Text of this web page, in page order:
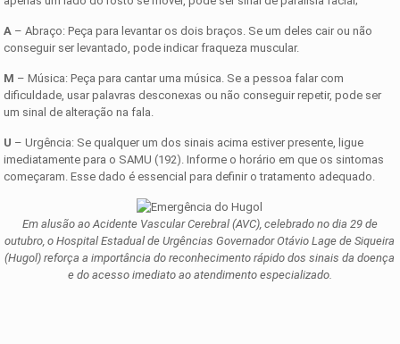
A – Abraço: Peça para levantar os dois braços. Se um deles cair ou não
conseguir ser levantado, pode indicar fraqueza muscular.
M – Música: Peça para cantar uma música. Se a pessoa falar com
dificuldade, usar palavras desconexas ou não conseguir repetir, pode ser
um sinal de alteração na fala.
U – Urgência: Se qualquer um dos sinais acima estiver presente, ligue
imediatamente para o SAMU (192). Informe o horário em que os sintomas
começaram. Esse dado é essencial para definir o tratamento adequado.
Em alusão ao Acidente Vascular Cerebral (AVC), celebrado no dia 29 de
outubro, o Hospital Estadual de Urgências Governador Otávio Lage de Siqueira
(Hugol) reforça a importância do reconhecimento rápido dos sinais da doença
e do acesso imediato ao atendimento especializado.